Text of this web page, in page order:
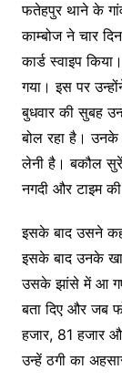
फतेहपुर थाने के
काम्बोज ने चार
कार्ड स्वाइप
गया। इस पर
बुधवार की सुबह
बोल रहा है।
लेनी है। बकौल
नगदी और टाइम
इसके बाद उसने
इसके बाद उनके
उसके झांसे में आ
बता दिए और जब
हजार, 81 हजार
उन्हें ठगी का